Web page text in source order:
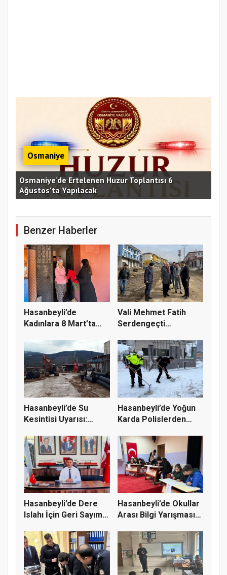
Osmaniye
Osmaniye'de Ertelenen Huzur Toplantısı 6
Ağustos'ta Yapılacak
Benzer Haberler
Hasanbeyli’de
Kadınlara 8 Mart’ta
Vali Mehmet Fatih
Serdengeçti
Hasanbeyli’de Su
Kesintisi Uyarısı:
Hasanbeyli’de Yoğun
Karda Polislerden
Hasanbeyli’de Dere
Islahı İçin Geri Sayım:
Hasanbeyli’de Okullar
Arası Bilgi Yarışması